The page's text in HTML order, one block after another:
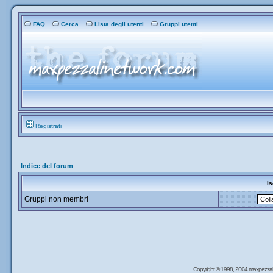
FAQ Cerca Lista degli utenti Gruppi utenti
Registrati
Indice del forum
Gruppi non membri
Copyright © 1998, 2004